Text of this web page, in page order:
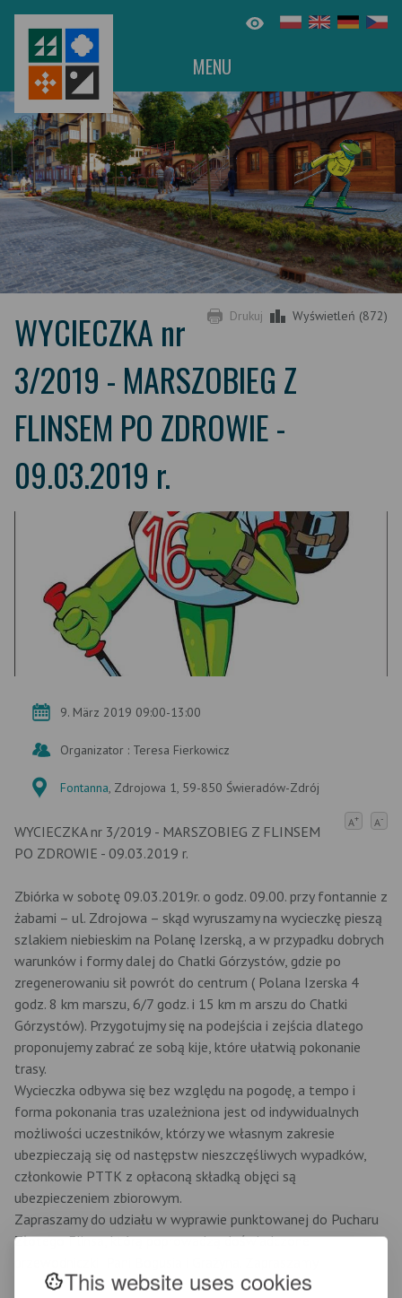
This website uses cookies
MENU
Drukuj Wyświetleń (872)
WYCIECZKA nr
3/2019 - MARSZOBIEG Z
FLINSEM PO ZDROWIE -
09.03.2019 r.
9. März 2019 09:00-13:00
Organizator : Teresa Fierkowicz
Fontanna, Zdrojowa 1, 59-850 Świeradów-Zdrój
A+ A-
WYCIECZKA nr 3/2019 - MARSZOBIEG Z FLINSEM
PO ZDROWIE - 09.03.2019 r.
Zbiórka w sobotę 09.03.2019r. o godz. 09.00. przy fontannie z
żabami – ul. Zdrojowa – skąd wyruszamy na wycieczkę pieszą
szlakiem niebieskim na Polanę Izerską, a w przypadku dobrych
warunków i formy dalej do Chatki Górzystów, gdzie po
zregenerowaniu sił powrót do centrum ( Polana Izerska 4
godz. 8 km marszu, 6/7 godz. i 15 km m arszu do Chatki
Górzystów). Przygotujmy się na podejścia i zejścia dlatego
proponujemy zabrać ze sobą kije, które ułatwią pokonanie
trasy.
Wycieczka odbywa się bez względu na pogodę, a tempo i
forma pokonania tras uzależniona jest od indywidualnych
możliwości uczestników, którzy we własnym zakresie
ubezpieczają się od następstw nieszczęśliwych wypadków,
członkowie PTTK z opłaconą składką objęci są
ubezpieczeniem zbiorowym.
Zapraszamy do udziału w wyprawie punktowanej do Pucharu
Złotego Flinsa, którą poprowadzą doświadczone